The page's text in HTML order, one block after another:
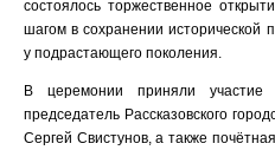
состоялось торжественное
шагом в сохранении исторической
у подрастающего поколения.
В церемонии приняли участие
председатель Рассказовского
Сергей Свистунов, а также